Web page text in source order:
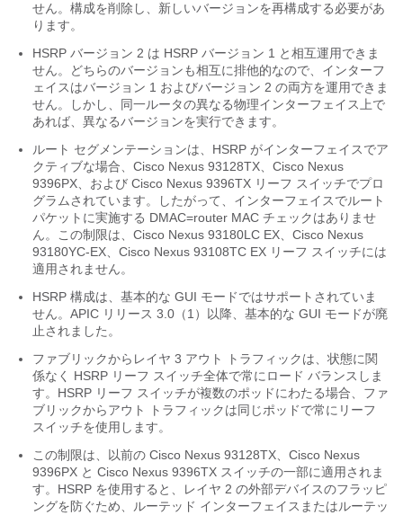
せん。構成を削除し、新しいバージョンを再構成する必要があ
ります。
HSRP バージョン 2 は HSRP バージョン 1 と相互運用できま
せん。どちらのバージョンも相互に排他的なので、インターフ
ェイスはバージョン 1 およびバージョン 2 の両方を運用できま
せん。しかし、同一ルータの異なる物理インターフェイス上で
あれば、異なるバージョンを実行できます。
ルート セグメンテーションは、HSRP がインターフェイスでア
クティブな場合、Cisco Nexus 93128TX、Cisco Nexus
9396PX、および Cisco Nexus 9396TX リーフ スイッチでプロ
グラムされています。したがって、インターフェイスでルート
パケットに実施する DMAC=router MAC チェックはありませ
ん。この制限は、Cisco Nexus 93180LC EX、Cisco Nexus
93180YC-EX、Cisco Nexus 93108TC EX リーフ スイッチには
適用されません。
HSRP 構成は、基本的な GUI モードではサポートされていま
せん。APIC リリース 3.0（1）以降、基本的な GUI モードが廃
止されました。
ファブリックからレイヤ 3 アウト トラフィックは、状態に関
係なく HSRP リーフ スイッチ全体で常にロード バランスしま
す。HSRP リーフ スイッチが複数のポッドにわたる場合、ファ
ブリックからアウト トラフィックは同じポッドで常にリーフ
スイッチを使用します。
この制限は、以前の Cisco Nexus 93128TX、Cisco Nexus
9396PX と Cisco Nexus 9396TX スイッチの一部に適用されま
す。HSRP を使用すると、レイヤ 2 の外部デバイスのフラッピ
ングを防ぐため、ルーテッド インターフェイスまたはルーテッ